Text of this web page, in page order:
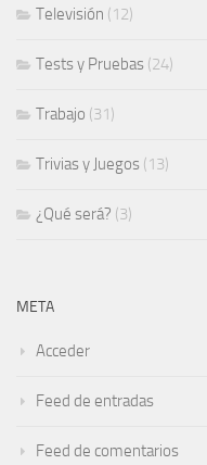
Televisión (12)
Tests y Pruebas (24)
Trabajo (31)
Trivias y Juegos (13)
¿Qué será? (3)
META
Acceder
Feed de entradas
Feed de comentarios